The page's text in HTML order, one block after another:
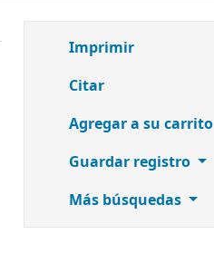
Imprimir
Citar
Agregar a su carrito
Guardar registro
Más búsquedas